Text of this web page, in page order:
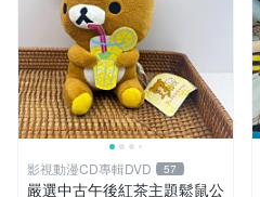
影視動漫CD專輯DVD 57
嚴選中古午後紅茶主題鬆鼠公